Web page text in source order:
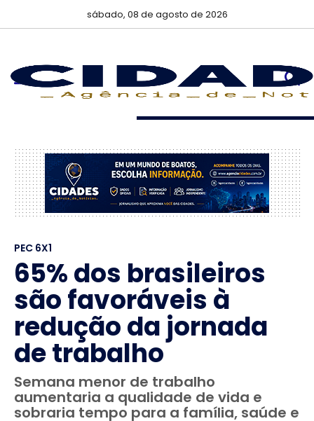
sábado, 08 de agosto de 2026
PEC 6X1
65% dos brasileiros
são favoráveis à
redução da jornada
de trabalho
Semana menor de trabalho
aumentaria a qualidade de vida e
sobraria tempo para a família, saúde e